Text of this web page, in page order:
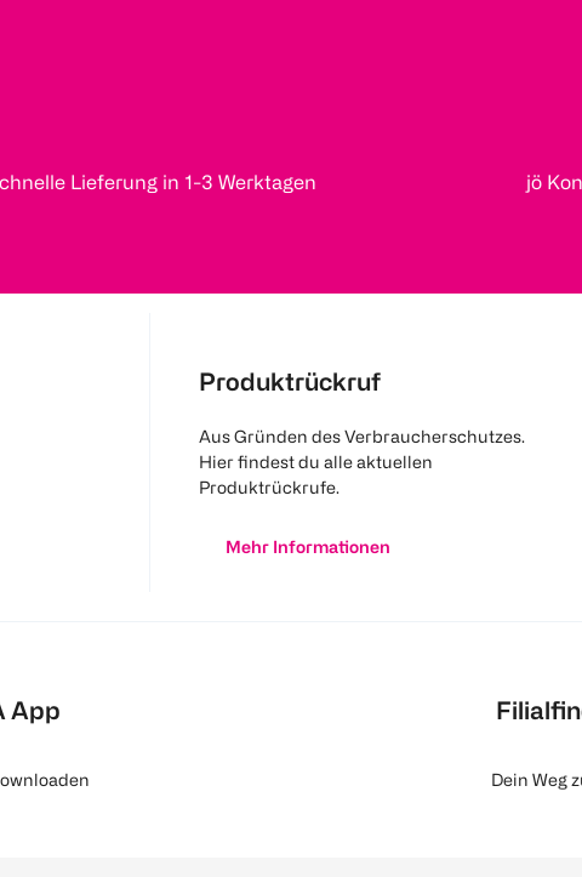
Lieferung in 1-3 Werktagen jö
Produktrückruf
Aus Gründen des Verbraucherschutzes.
Hier findest du alle aktuellen
Produktrückrufe.
Mehr Informationen
App
Dein Weg